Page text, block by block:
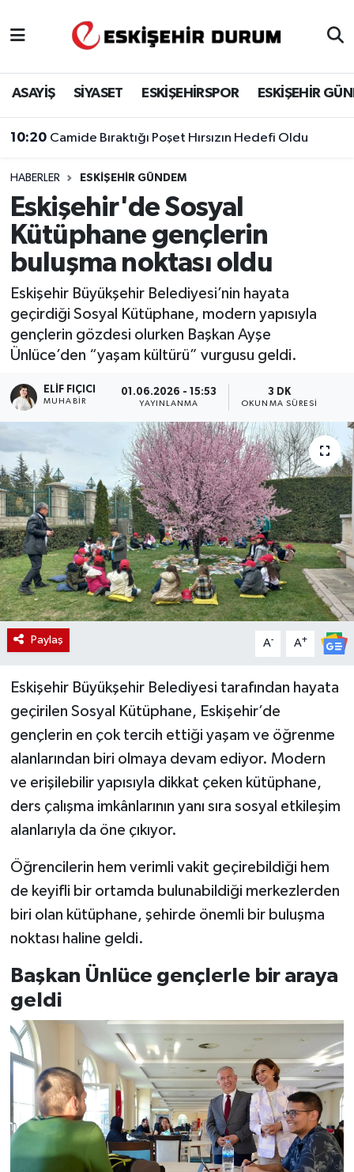
ASAYİŞ SİYASET ESKİŞEHİRSPOR ESKİŞEHİR
10:20 Camide Bıraktığı Poşet Hırsızın Hedefi Oldu
HABERLER ESKIŞEHIR GÜNDEM
Eskişehir'de Sosyal
Kütüphane gençlerin
buluşma noktası oldu
Eskişehir Büyükşehir Belediyesi’nin hayata
geçirdiği Sosyal Kütüphane, modern yapısıyla
gençlerin gözdesi olurken Başkan Ayşe
Ünlüce’den “yaşam kültürü” vurgusu geldi.
ELIF FIÇICI
MUHABIR
01.06.2026 - 15:53
YAYINLANMA
3 DK
OKUNMA SÜRESI
Paylaş A- A+
Eskişehir Büyükşehir Belediyesi tarafından hayata
geçirilen Sosyal Kütüphane, Eskişehir’de
gençlerin en çok tercih ettiği yaşam ve öğrenme
alanlarından biri olmaya devam ediyor. Modern
ve erişilebilir yapısıyla dikkat çeken kütüphane,
ders çalışma imkânlarının yanı sıra sosyal etkileşim
alanlarıyla da öne çıkıyor.
Öğrencilerin hem verimli vakit geçirebildiği hem
de keyifli bir ortamda bulunabildiği merkezlerden
biri olan kütüphane, şehirde önemli bir buluşma
noktası haline geldi.
Başkan Ünlüce gençlerle bir araya
geldi
Eskişehir Hava Durumu
Eskişehir Namaz Vakitleri
Eskişehir Trafik Yoğunluk Haritası
Süper Lig Puan Durumu ve Fikstür
Tüm Manşetler
Son Dakika Haberleri
Haber Arşivi